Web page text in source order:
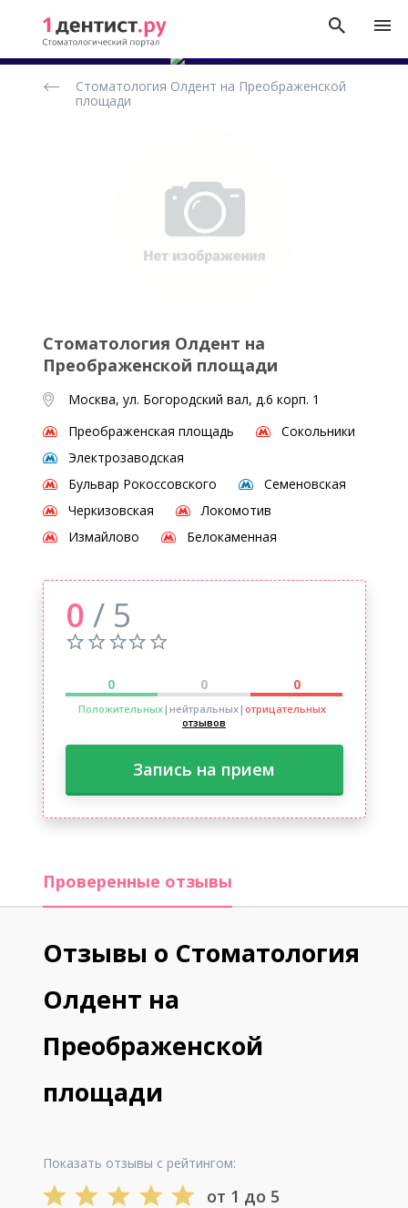
стоматологических
Стоматология Олдент на Преображенской
площади
Стоматология Олдент на
Преображенской площади
Москва, ул. Богородский вал, д.6 корп. 1
Преображенская площадь
Сокольники
Электрозаводская
Бульвар Рокоссовского
Семеновская
Черкизовская
Локомотив
Измайлово
Белокаменная
0 / 5
0 0 0
Положительных|нейтральных| отрицательных
отзывов
Запись на прием
Проверенные отзывы
Отзывы о Стоматология
Олдент на
Преображенской
площади
Показать отзывы с рейтингом:
от 1 до 5